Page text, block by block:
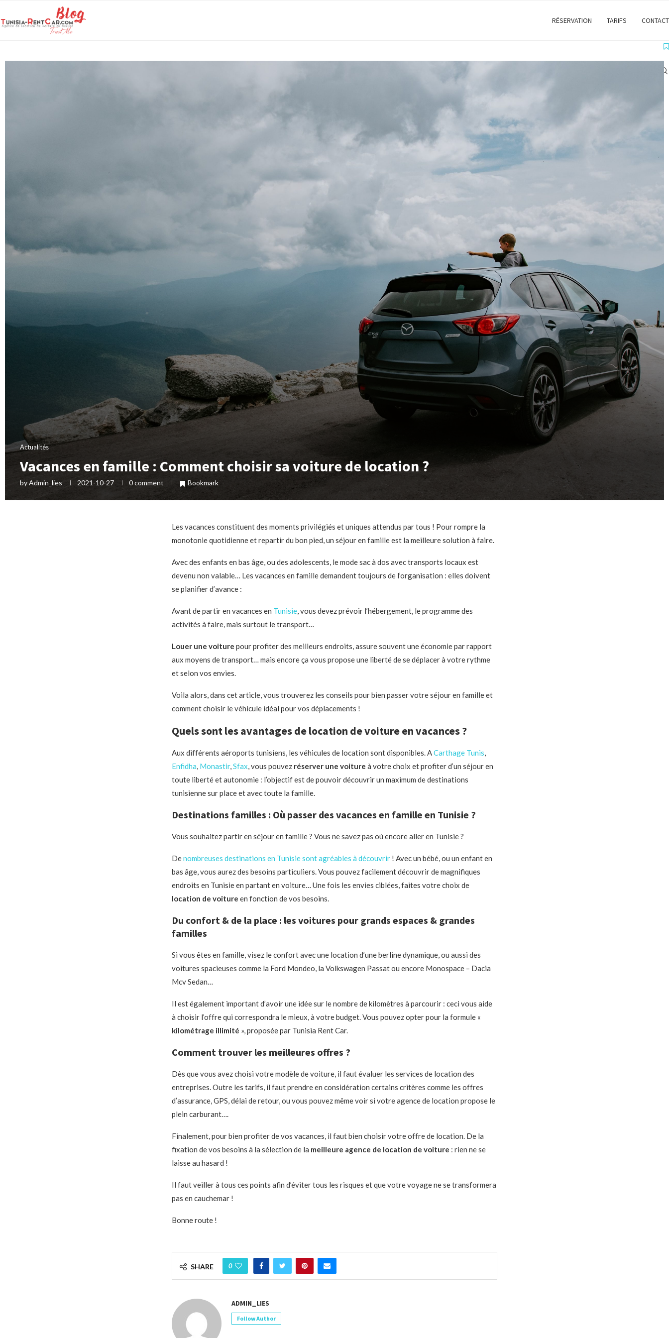
RÉSERVATION TARIFS CONTACT
Actualités
Vacances en famille : Comment choisir sa voiture de location ?
byAdmin_lies 2021-10-27 0 comment Bookmark
Les vacances constituent des moments privilégiés et uniques attendus par tous ! Pour rompre la
monotonie quotidienne et repartir du bon pied, un séjour en famille est la meilleure solution à faire.
Avec des enfants en bas âge, ou des adolescents, le mode sac à dos avec transports locaux est
devenu non valable… Les vacances en famille demandent toujours de l’organisation : elles doivent
se planifier d’avance :
Avant de partir en vacances en Tunisie, vous devez prévoir l’hébergement, le programme des
activités à faire, mais surtout le transport…
Louer une voiture pour profiter des meilleurs endroits, assure souvent une économie par rapport
aux moyens de transport… mais encore ça vous propose une liberté de se déplacer à votre rythme
et selon vos envies.
Voila alors, dans cet article, vous trouverez les conseils pour bien passer votre séjour en famille et
comment choisir le véhicule idéal pour vos déplacements !
Quels sont les avantages de location de voiture en vacances ?
Aux différents aéroports tunisiens, les véhicules de location sont disponibles. ACarthage Tunis,
Enfidha, Monastir,Sfax, vous pouvez réserver une voiture à votre choix et profiter d’un séjour en
toute liberté et autonomie : l’objectif est de pouvoir découvrir un maximum de destinations
tunisienne sur place et avec toute la famille.
Destinations familles : Où passer des vacances en famille en Tunisie ?
Vous souhaitez partir en séjour en famille ? Vous ne savez pas où encore aller en Tunisie ?
Denombreuses destinations en Tunisie sont agréables à découvrir! Avec un bébé, ou un enfant en
bas âge, vous aurez des besoins particuliers. Vous pouvez facilement découvrir de magnifiques
endroits en Tunisie en partant en voiture… Une fois les envies ciblées, faites votre choix de
location de voiture en fonction de vos besoins.
Du confort & de la place : les voitures pour grands espaces & grandes
familles
Si vous êtes en famille, visez le confort avec une location d’une berline dynamique, ou aussi des
voitures spacieuses comme la Ford Mondeo, la Volkswagen Passat ou encore Monospace – Dacia
Mcv Sedan…
Il est également important d’avoir une idée sur le nombre de kilomètres à parcourir : ceci vous aide
à choisir l’offre qui correspondra le mieux, à votre budget. Vous pouvez opter pour la formule «
kilométrage illimité », proposée par Tunisia Rent Car.
Comment trouver les meilleures offres ?
Dès que vous avez choisi votre modèle de voiture, il faut évaluer les services de location des
entreprises. Outre les tarifs, il faut prendre en considération certains critères comme les offres
d’assurance, GPS, délai de retour, ou vous pouvez même voir si votre agence de location propose le
plein carburant….
Finalement, pour bien profiter de vos vacances, il faut bien choisir votre offre de location. De la
fixation de vos besoins à la sélection de la meilleure agence de location de voiture : rien ne se
laisse au hasard !
Il faut veiller à tous ces points afin d’éviter tous les risques et que votre voyage ne se transformera
pas en cauchemar !
Bonne route !
SHARE 0
ADMIN_LIES
Follow Author